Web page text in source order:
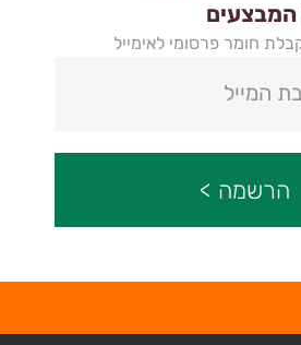
חומר פרסומי לאימייל